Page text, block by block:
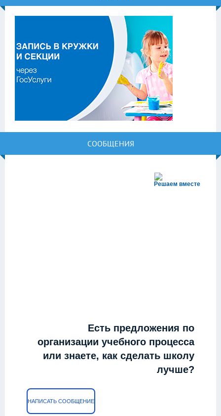
СООБЩЕНИЯ
Решаем вместе
Есть предложения по
организации учебного процесса
или знаете, как сделать школу
лучше?
НАПИСАТЬ СООБЩЕНИЕ